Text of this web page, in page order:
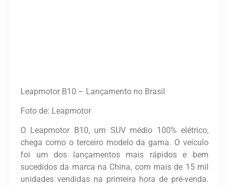
Leapmotor B10 – Lançamento no Brasil
Foto de: Leapmotor
O Leapmotor B10, um SUV médio 100% elétrico,
chega como o terceiro modelo da gama. O veículo
foi um dos lançamentos mais rápidos e bem
sucedidos da marca na China, com mais de 15 mil
unidades vendidas na primeira hora de pré-venda.